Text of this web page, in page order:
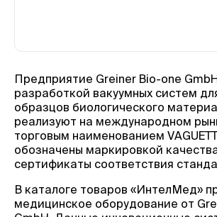
Предприятие Greiner Bio-one
разработкой вакуумных систем
образцов биологического
реализуют на международном
торговым наименованием
обозначены маркировкой
сертификаты соответствия
В каталоге товаров «ИнтелМед»
медицинское оборудование от